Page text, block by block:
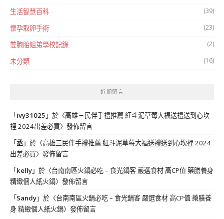
生活智慧百科 (39)
懷孕取卵手術 (23)
雙胞胎姐弟學校記錄 (2)
未分類 (16)
近期留言
「 ivy31025 」於〈高雄三民伴手禮推薦 紅斗泥草莓大福送禮送到心坎
裡 2024出差必買〉發佈留言
「丞」於〈高雄三民伴手禮推薦 紅斗泥草莓大福送禮送到心坎裡 2024
出差必買〉發佈留言
「 kelly」於〈台南南區火鍋必吃 – 食光鍋客 嚴選食材 高CP值 藥膳養身
精緻個人紙火鍋〉發佈留言
「 Sandy」於〈台南南區火鍋必吃 – 食光鍋客 嚴選食材 高CP值 藥膳養
身 精緻個人紙火鍋〉發佈留言